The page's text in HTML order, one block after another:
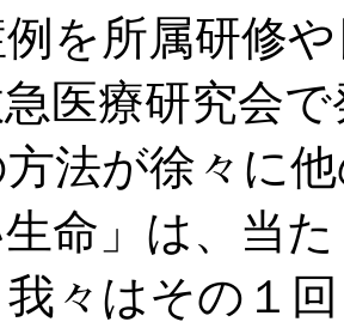
を所属研修や
医療研究会
法が徐々に
命」は、当
々はその１